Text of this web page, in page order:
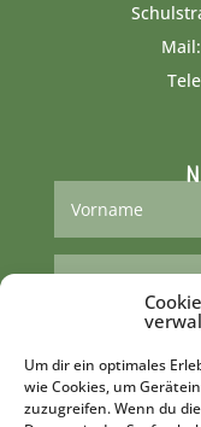
Um dir ein optimales
wie Cookies, um
zuzugreifen. Wenn du
Mail: